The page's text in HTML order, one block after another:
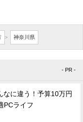
> 神奈川県
- PR -
なに違う！予算10万円
PCライフ